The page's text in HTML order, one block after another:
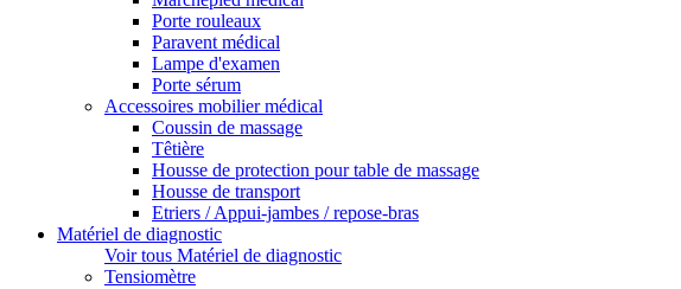
Porte rouleaux
Paravent médical
Lampe d'examen
Porte sérum
Accessoires mobilier médical
Coussin de massage
Têtière
Housse de protection pour table de massage
Housse de transport
Etriers / Appui-jambes / repose-bras
Matériel de diagnostic
Voir tous Matériel de diagnostic
Tensiomètre